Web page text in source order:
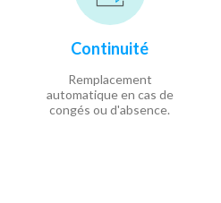
Continuité
Remplacement
automatique en cas de
congés ou d'absence.